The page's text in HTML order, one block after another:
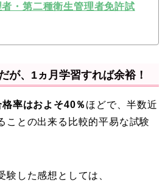
者・第二種衛生管理者免許試
が、1ヵ月学習すれば余裕！
率はおよそ40％ ほどで、半数近
ことの出来る比較的平易な試験
験した感想としては、